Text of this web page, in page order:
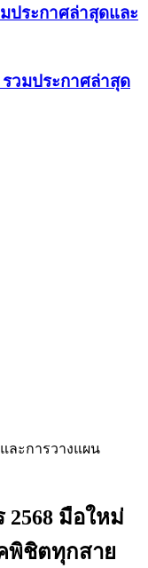
ประกาศล่าสุดและ
วมประกาศล่าสุด
2568 มือใหม่
พิชิตทุกสาย